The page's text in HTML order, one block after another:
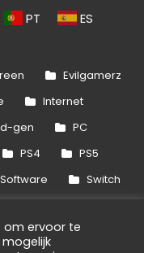
PT ES
Evilgamerz
Internet
gen
PC
PS4
PS5
Software
Switch
Series
om ervoor te